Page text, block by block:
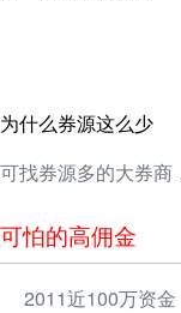
为什么券源这么少
可找券源多的大券
可怕的高佣金
2011近100万资金